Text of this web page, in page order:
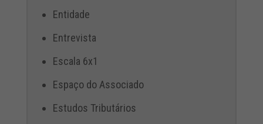
Entidade
Entrevista
Escala 6x1
Espaço do Associado
Estudos Tributários